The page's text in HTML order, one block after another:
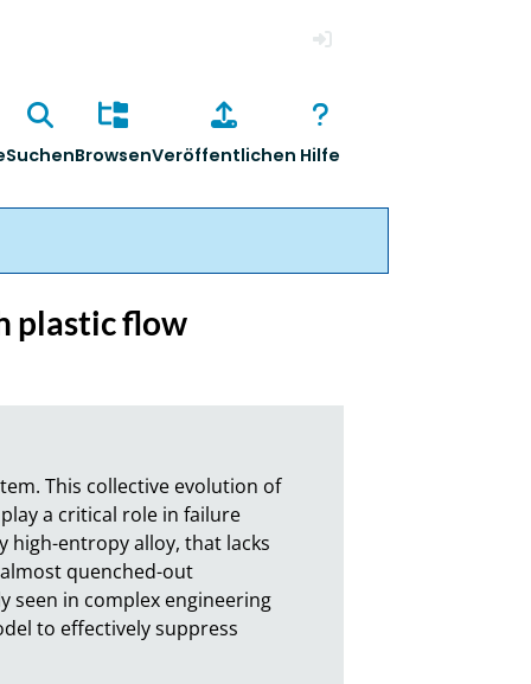
SuchenBrowsenVeröffentlichen Hilfe
plastic flow
This collective evolution of
a critical role in failure
entropy alloy, that lacks
quenched-out
seen in complex engineering
to effectively suppress